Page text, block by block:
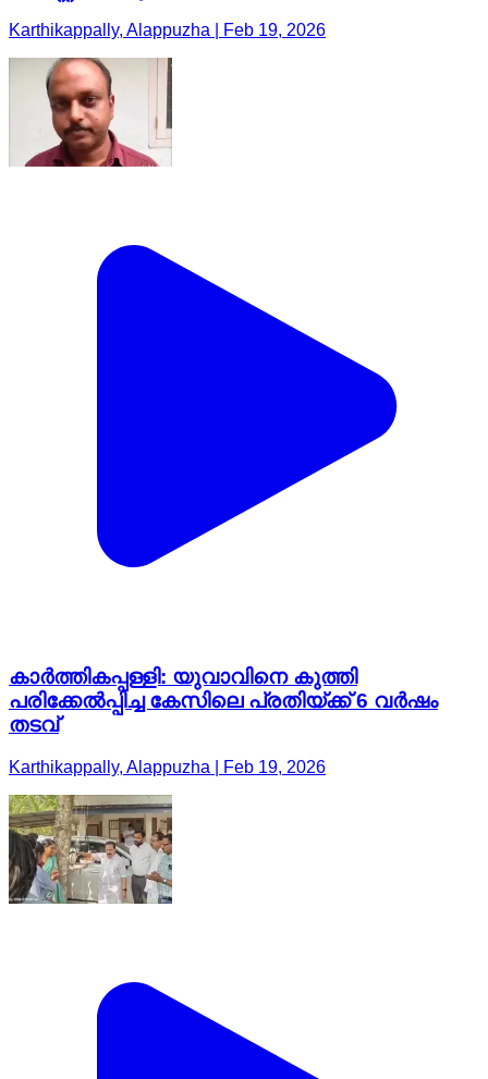
Karthikappally, Alappuzha | Feb 19, 2026
കാർത്തികപ്പള്ളി: യുവാവിനെ കുത്തി
പരിക്കേൽപ്പിച്ച കേസിലെ പ്രതിയ്ക്ക് 6 വർഷം
തടവ്
Karthikappally, Alappuzha | Feb 19, 2026